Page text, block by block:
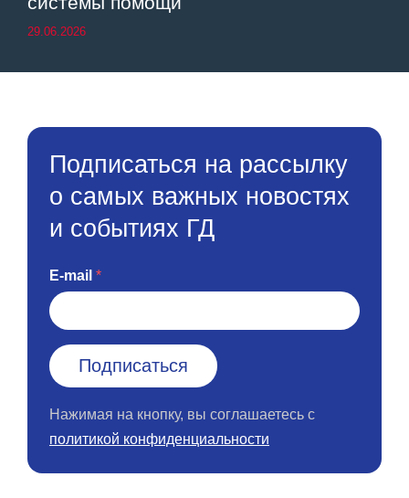
29.06.2026
Подписаться на рассылку
о самых важных новостях
и событиях ГД
E-mail
Нажимая на кнопку, вы соглашаетесь с
политикой конфиденциальности